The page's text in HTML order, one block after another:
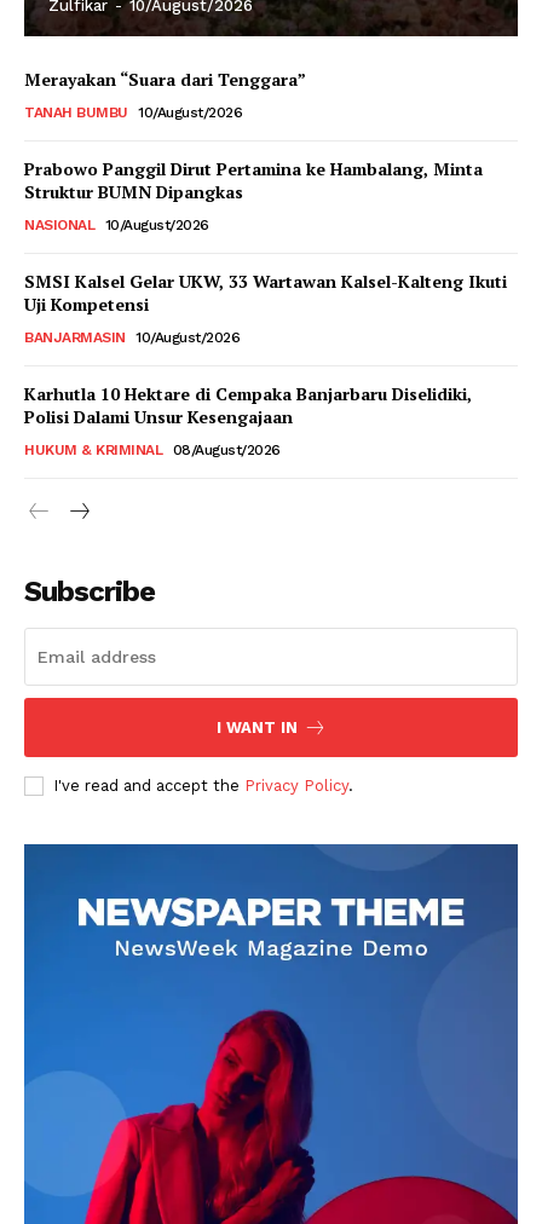
Zulfikar - 10/August/2026
Merayakan “Suara dari Tenggara”
TANAH BUMBU 10/August/2026
Prabowo Panggil Dirut Pertamina ke Hambalang, Minta
Struktur BUMN Dipangkas
NASIONAL 10/August/2026
SMSI Kalsel Gelar UKW, 33 Wartawan Kalsel-Kalteng Ikuti
Uji Kompetensi
BANJARMASIN 10/August/2026
Karhutla 10 Hektare di Cempaka Banjarbaru Diselidiki,
Polisi Dalami Unsur Kesengajaan
HUKUM & KRIMINAL 08/August/2026
Subscribe
I WANT IN
I've read and accept the Privacy Policy.